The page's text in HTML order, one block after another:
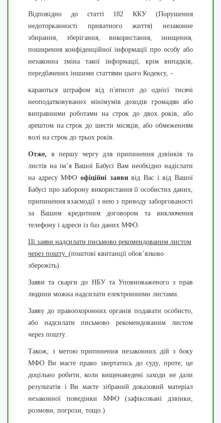
Відповідно до статті 182 ККУ (Порушення
недоторканності приватного життя) незаконне
збирання, зберігання, використання, знищення,
поширення конфіденційної інформації про особу або
незаконна зміна такої інформації, крім випадків,
передбачених іншими статтями цього Кодексу, -
караються штрафом від п'ятисот до однієї тисячі
неоподатковуваних мінімумів доходів громадян або
виправними роботами на строк до двох років, або
арештом на строк до шести місяців, або обмеженням
волі на строк до трьох років.
Отже, в першу чергу для припинення дзвінків та
листів на ім’я Вашої Бабусі Вам необхідно надіслати
на адресу МФО офіційні заявивід Вас і від Вашої
Бабусі про заборону використання її особистих даних,
припинення взаємодії з нею з приводу заборгованості
за Вашим кредитним договором та виключення
телефону і адреси із баз даних МФО.
Ці заяви надсилати письмово рекомендованим листом
через пошту. (поштові квитанції обов’язково
збережіть).
Заяви та скарги до НБУ та Уповноваженого з прав
людини можна надсилати електронними листами.
Заяву до правоохоронних органів подавати особисто,
або надсилати письмово рекомендованим листом
через пошту.
Також, з метою припинення незаконних дій з боку
МФО Ви маєте право звертатись до суду, проте, це
доцільно робити, коли вищенаведені заходи не дали
результатів і Ви маєте зібраний доказовий матеріал
незаконної поведінки МФО (зафіксовані дзвінки,
розмови, погрози, тощо.)